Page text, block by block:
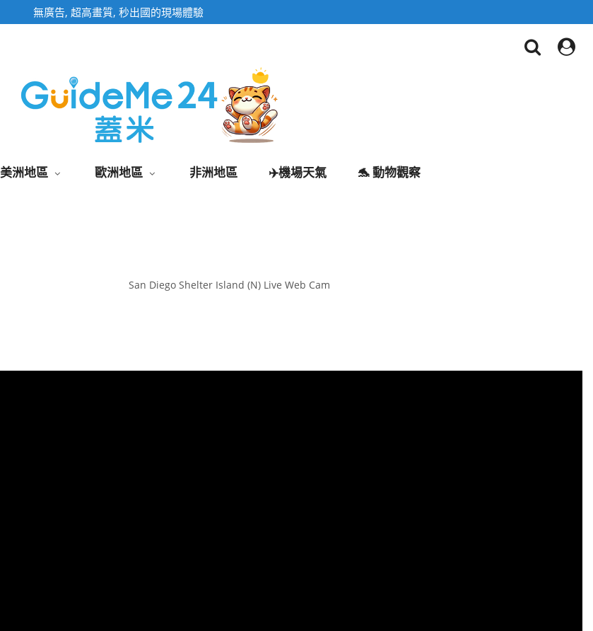
即時影像頁面為固定網址,加入桌面快速觀看
美洲地區 歐洲地區 非洲地區 ✈️機場天氣 🐬 動物觀察
San Diego Shelter Island (N) Live Web Cam